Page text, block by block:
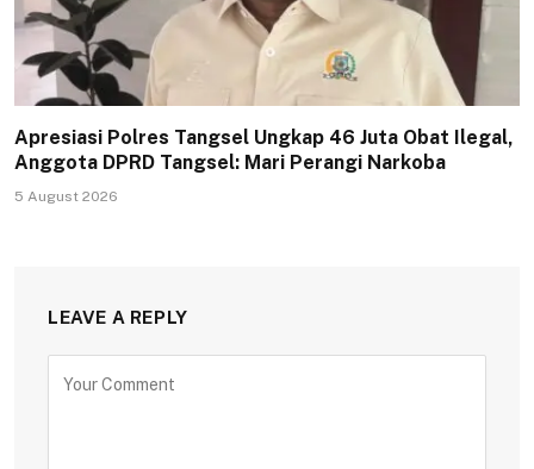
Apresiasi Polres Tangsel Ungkap 46 Juta Obat Ilegal,
Anggota DPRD Tangsel: Mari Perangi Narkoba
5 August 2026
LEAVE A REPLY